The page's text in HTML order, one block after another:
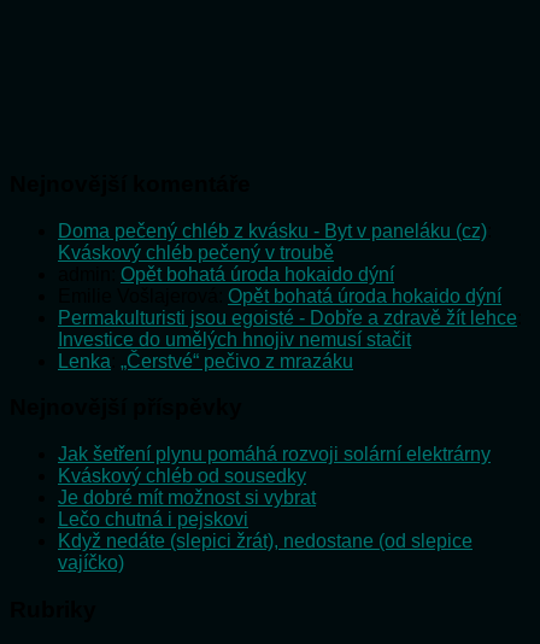
Doma pečený chléb z kvásku - Byt v paneláku (cz)
Kváskový chléb pečený v troubě
Opět bohatá úroda hokaido dýní
Opět bohatá úroda hokaido dýní
Permakulturisti jsou egoisté - Dobře a zdravě žít lehce
Investice do umělých hnojiv nemusí stačit
Lenka „Čerstvé“ pečivo z mrazáku
Jak šetření plynu pomáhá rozvoji solární elektrárny
Kváskový chléb od sousedky
Je dobré mít možnost si vybrat
Lečo chutná i pejskovi
Když nedáte (slepici žrát), nedostane (od slepice
vajíčko)